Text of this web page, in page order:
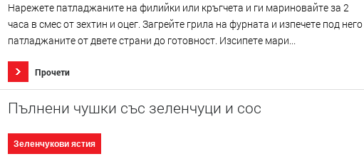
Нарежете патладжаните на филийки или кръгчета и ги мариновайте за 2
часа в смес от зехтин и оцег. Загрейте грила на фурната и изпечете под него
патладжаните от двете страни до готовност. Изсипете мари...
Прочети
Пълнени чушки със зеленчуци и сос
Зеленчукови ястия